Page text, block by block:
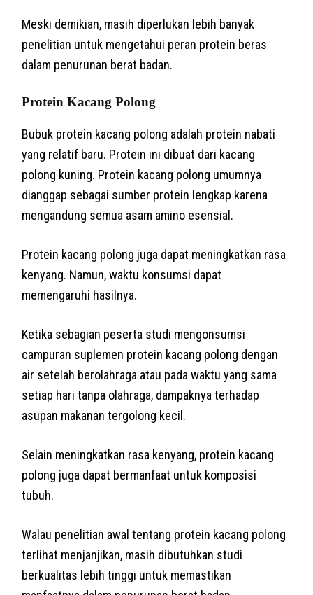
Meski demikian, masih diperlukan lebih banyak
penelitian untuk mengetahui peran protein beras
dalam penurunan berat badan.
Protein Kacang Polong
Bubuk protein kacang polong adalah protein nabati
yang relatif baru. Protein ini dibuat dari kacang
polong kuning. Protein kacang polong umumnya
dianggap sebagai sumber protein lengkap karena
mengandung semua asam amino esensial.
Protein kacang polong juga dapat meningkatkan rasa
kenyang. Namun, waktu konsumsi dapat
memengaruhi hasilnya.
Ketika sebagian peserta studi mengonsumsi
campuran suplemen protein kacang polong dengan
air setelah berolahraga atau pada waktu yang sama
setiap hari tanpa olahraga, dampaknya terhadap
asupan makanan tergolong kecil.
Selain meningkatkan rasa kenyang, protein kacang
polong juga dapat bermanfaat untuk komposisi
tubuh.
Walau penelitian awal tentang protein kacang polong
terlihat menjanjikan, masih dibutuhkan studi
berkualitas lebih tinggi untuk memastikan